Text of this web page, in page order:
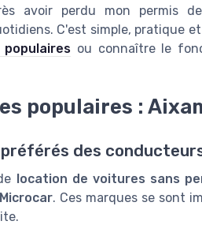
avoir perdu mon permis
C'est simple, pratique
populaires ou connaître le
populaires :
des
location de voitures sans
Microcar. Ces marques se sont